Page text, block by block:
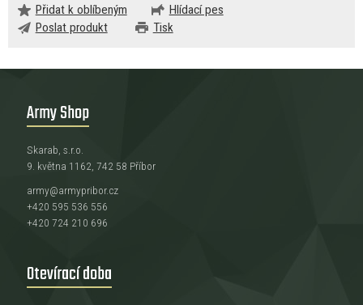
Přidat k oblíbeným
Hlídací pes
Poslat produkt
Tisk
Army Shop
Skarab, s.r.o.
9. května 1162, 742 58 Příbor
army@armypribor.cz
+420 595 536 556
+420 724 210 696
Otevírací doba